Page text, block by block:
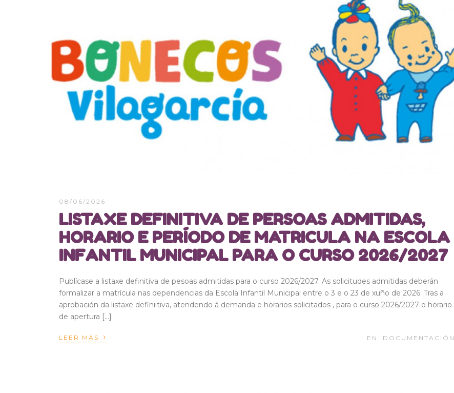
08/06/2026
LISTAXE DEFINITIVA DE PERSOAS ADMITIDAS,
HORARIO E PERÍODO DE MATRICULA NA ESCOLA
INFANTIL MUNICIPAL PARA O CURSO 2026/2027
Publícase a listaxe definitiva de pesoas admitidas para o curso 2026/2027. As solicitudes admitidas deberán
formalizar a matrícula nas dependencias da Escola Infantil Municipal entre o 3 e o 23 de xuño de 2026. Tras a
aprobación da listaxe definiitiva, atendendo á demanda e horarios solicitados , para o curso 2026/2027 o horario
de apertura […]
LEER MÁS › EN DOCUMENTACIÓN